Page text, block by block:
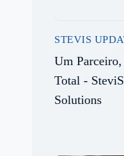
STEVIS
Um
Total -
Solutions